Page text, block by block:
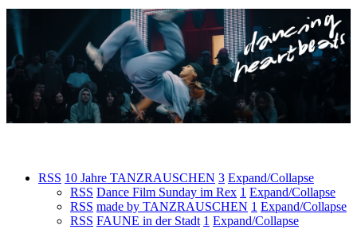
RSS 10 Jahre TANZRAUSCHEN 3 Expand/Collapse
RSS Dance Film Sunday im Rex 1 Expand/Collapse
RSS made by TANZRAUSCHEN 1 Expand/Collapse
RSS FAUNE in der Stadt 1 Expand/Collapse